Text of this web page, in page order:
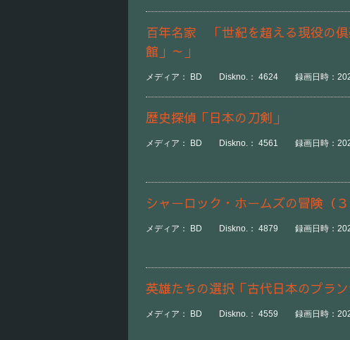
百年名家 「世紀を超える現役の
館」～」
メディア： BD Diskno.： 4624 録画日時：
歴史探偵「日本の刀剣」
メディア： BD Diskno.： 4561 録画日時：
シャーロック・ホームズの冒険
メディア： BD Diskno.： 4879 録画日時：
英雄たちの選択「古代日本のプラ
メディア： BD Diskno.： 4559 録画日時：